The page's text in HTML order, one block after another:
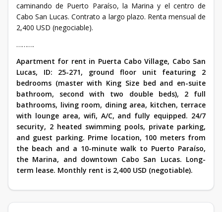
caminando de Puerto Paraíso, la Marina y el centro de
Cabo San Lucas. Contrato a largo plazo. Renta mensual de
2,400 USD (negociable).
……….
Apartment for rent in Puerta Cabo Village, Cabo San
Lucas, ID: 25-271, ground floor unit featuring 2
bedrooms (master with King Size bed and en-suite
bathroom, second with two double beds), 2 full
bathrooms, living room, dining area, kitchen, terrace
with lounge area, wifi, A/C, and fully equipped. 24/7
security, 2 heated swimming pools, private parking,
and guest parking. Prime location, 100 meters from
the beach and a 10-minute walk to Puerto Paraíso,
the Marina, and downtown Cabo San Lucas. Long-
term lease. Monthly rent is 2,400 USD (negotiable).